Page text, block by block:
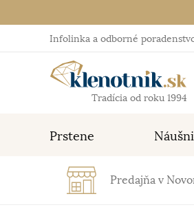
Infolinka a odborné
Tradícia od roku 1994
Prstene
Predajňa v